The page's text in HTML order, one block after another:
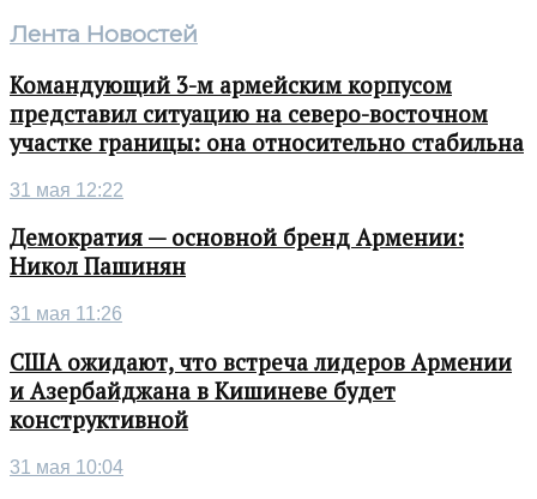
Лента Новостей
Командующий 3-м армейским корпусом
представил ситуацию на северо-восточном
участке границы: она относительно стабильна
31 мая 12:22
Демократия — основной бренд Армении:
Никол Пашинян
31 мая 11:26
США ожидают, что встреча лидеров Армении
и Азербайджана в Кишиневе будет
конструктивной
31 мая 10:04